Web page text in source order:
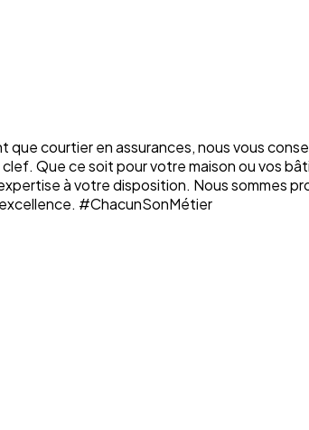
que courtier en assurances, nous vous
Que ce soit pour votre maison ou vos
à votre disposition. Nous sommes
#ChacunSonMétier